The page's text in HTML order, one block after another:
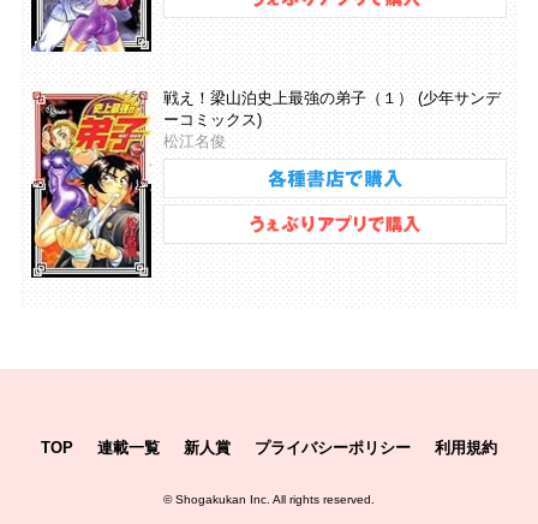
戦え！梁山泊史上最強の弟子（１） (少年サンデ
ーコミックス)
松江名俊
TOP 連載一覧 新人賞 プライバシーポリシー 利用規約
©Shogakukan Inc. All rights reserved.